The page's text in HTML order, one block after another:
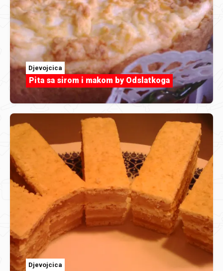
Djevojcica
Pita sa sirom i makom by Odslatkoga
Djevojcica